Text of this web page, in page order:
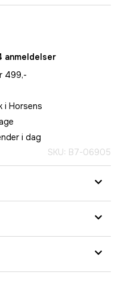
anmeldelser
499,-
i Horsens
i dag
SKU: B7-06905